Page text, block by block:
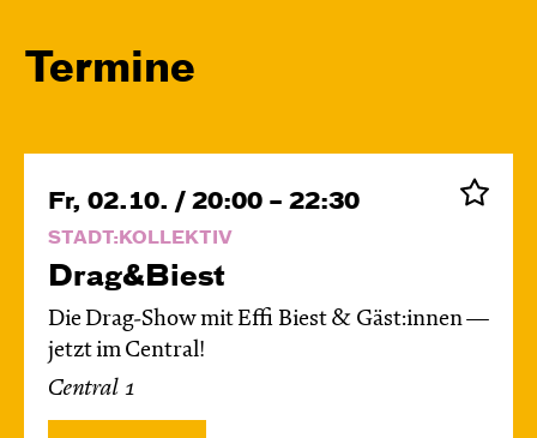
Termine
Fr, 02.10. / 20:00 – 22:30
STADT:KOLLEKTIV
Drag&Biest
Die Drag-Show mit Effi Biest & Gäst:innen —
jetzt im Central!
Central 1